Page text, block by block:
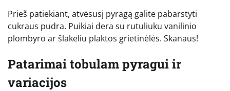
Prieš patiekiant, atvėsusį pyragą galite pabarstyti
cukraus pudra. Puikiai dera su rutuliuku vanilinio
plombyro ar šlakeliu plaktos grietinėlės. Skanaus!
Patarimai tobulam pyragui ir
variacijos